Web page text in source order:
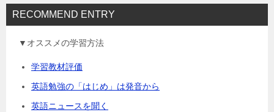
RECOMMEND ENTRY
▼オススメの学習方法
学習教材評価
英語勉強の「はじめ」は発音から
英語ニュースを聞く